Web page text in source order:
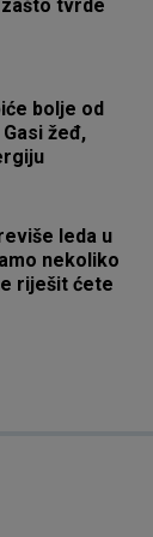
tvrde
bolje od
žeđ,
leda u
nekoliko
riješit ćete